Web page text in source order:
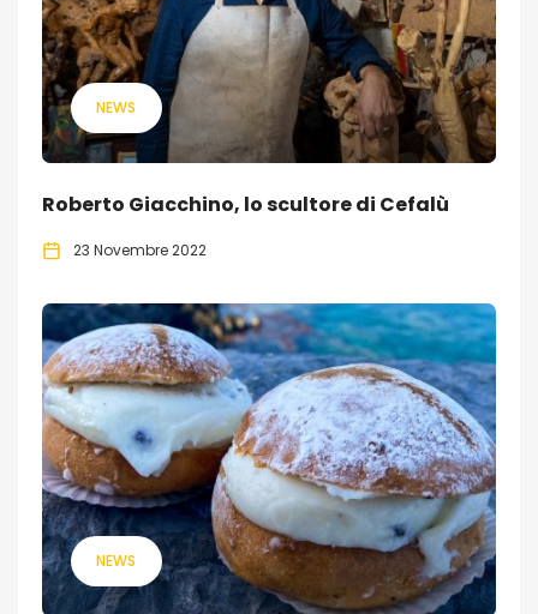
NEWS
Roberto Giacchino, lo scultore di Cefalù
23 Novembre 2022
NEWS